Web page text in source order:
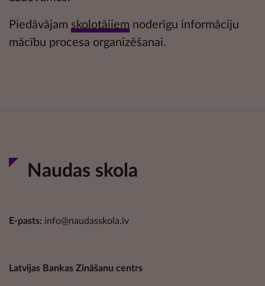
Piedāvājam skolotājiem noderīgu informāciju
mācību procesa organizēšanai.
Naudas skola
E-pasts: info@naudasskola.lv
Latvijas Bankas Zināšanu centrs